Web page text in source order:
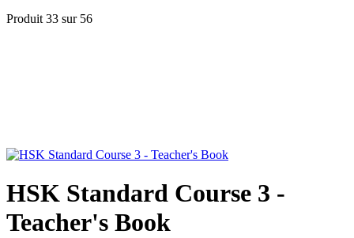
Produit 33 sur 56
HSK Standard Course 3 -
Teacher's Book